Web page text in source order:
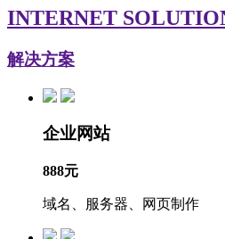
INTERNET
解决方案
企业网站
888元
域名、服务器、网页制作